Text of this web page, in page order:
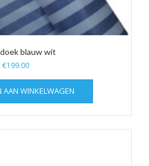
blauw wit
€199.00
AAN WINKELWAGEN